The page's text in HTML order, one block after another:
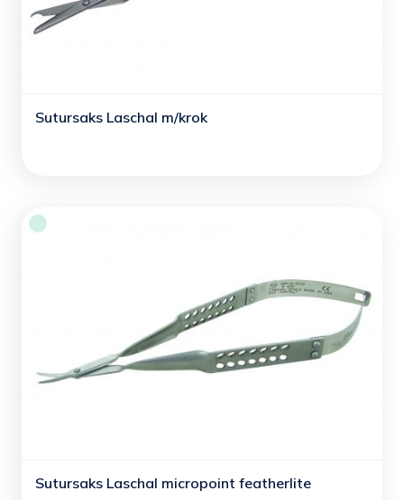
Sutursaks Laschal m/krok
Sutursaks Laschal micropoint featherlite